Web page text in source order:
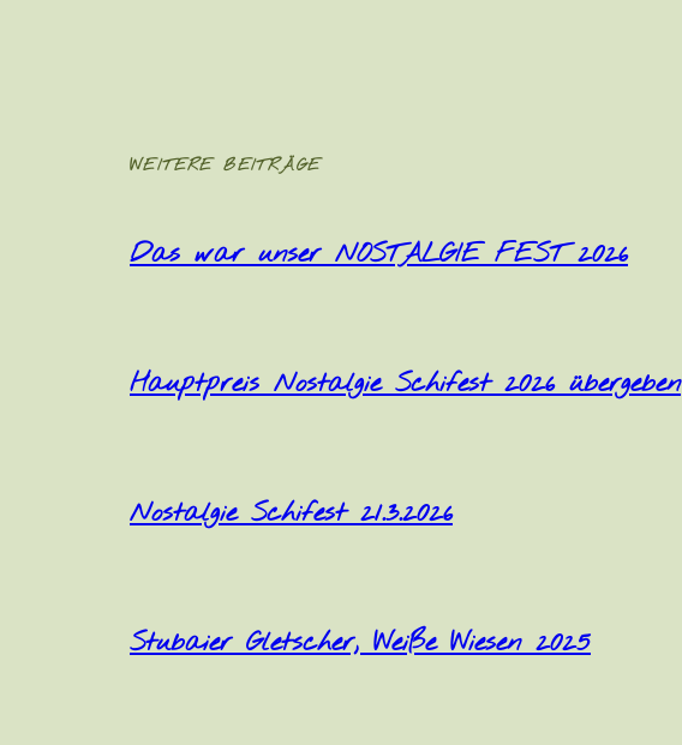
WEITERE BEITRÄGE
Das war unser NOSTALGIE FEST 2026
Hauptpreis Nostalgie Schifest 2026 übergeben
Nostalgie Schifest 21.3.2026
Stubaier Gletscher, Weiße Wiesen 2025